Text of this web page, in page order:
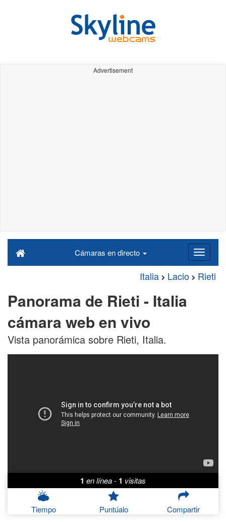
Advertisement
Cámaras en directo
Italia Lacio Rieti
Panorama de Rieti - Italia
cámara web en vivo
Vista panorámica sobre Rieti, Italia.
1 en línea- 1 visitas
Tiempo Puntúalo Compartir